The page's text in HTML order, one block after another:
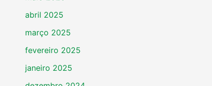
abril 2025
março 2025
fevereiro 2025
janeiro 2025